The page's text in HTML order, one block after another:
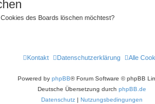
des Boards löschen möchtest?
Alle
Datenschutzerklärung
Kontakt
Powered by phpBB® Forum Software © phpBB
Deutsche Übersetzung durch phpBB.de
Datenschutz | Nutzungsbedingungen